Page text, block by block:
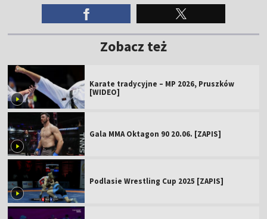
Zobacz też
Karate tradycyjne – MP 2026, Pruszków
[WIDEO]
Gala MMA Oktagon 90 20.06. [ZAPIS]
Podlasie Wrestling Cup 2025 [ZAPIS]